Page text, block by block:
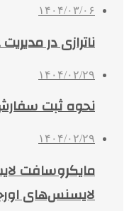
۱۴۰۴/۰۳/۰۶
ناترازی در
۱۴۰۴/۰۲/۲۹
نحوه ثبت
۱۴۰۴/۰۲/۲۹
مایکروسافت
لایسنس‌های